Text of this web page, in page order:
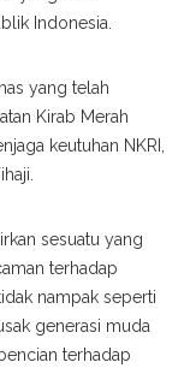
Indonesia.
yang telah
Kirab Merah
keutuhan NKRI,
sesuatu yang
terhadap
nampak seperti
generasi muda
terhadap